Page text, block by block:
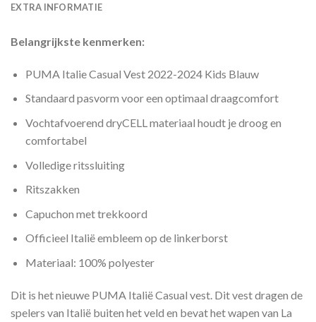
EXTRA INFORMATIE
Belangrijkste kenmerken:
PUMA Italie Casual Vest 2022-2024 Kids Blauw
Standaard pasvorm voor een optimaal draagcomfort
Vochtafvoerend dryCELL materiaal houdt je droog en
comfortabel
Volledige ritssluiting
Ritszakken
Capuchon met trekkoord
Officieel Italië embleem op de linkerborst
Materiaal: 100% polyester
Dit is het nieuwe PUMA Italië Casual vest. Dit vest dragen de
spelers van Italië buiten het veld en bevat het wapen van La